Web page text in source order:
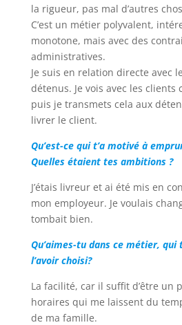
la rigueur, pas mal d’autres
C’est un métier polyvalent,
monotone, mais avec des
administratives.
Je suis en relation directe avec
détenus. Je vois avec les clients
puis je transmets cela aux
livrer le client.
Qu’est-ce qui t’a motivé à
Quelles étaient tes ambitions ?
J’étais livreur et ai été mis en
mon employeur. Je voulais
tombait bien.
Qu’aimes-tu dans ce métier, qui
l’avoir choisi?
La facilité, car il suffit d’être un
horaires qui me laissent du
de ma famille.